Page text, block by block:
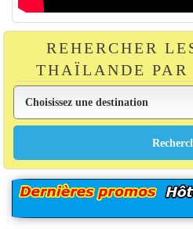
REHERCHER
THAÏLANDE PAR